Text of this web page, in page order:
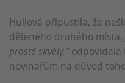
Hullová připustila, že
děleného druhého místa.
prostě skvělý,“odpovídala
novinářům na důvod